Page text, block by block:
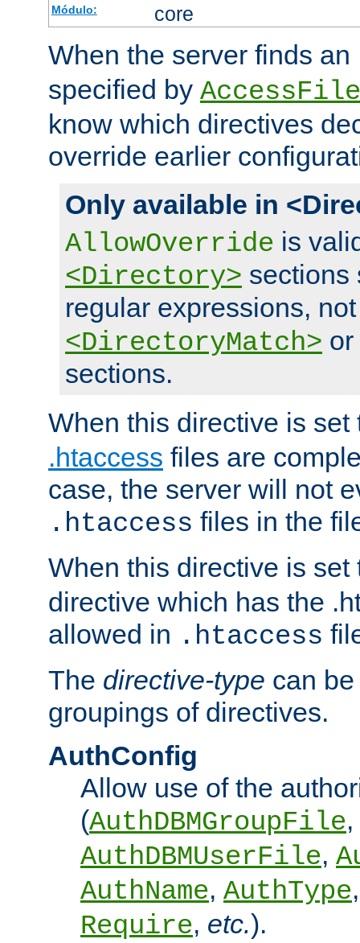
Módulo: core
When the server finds an
specified by
know which directives
override earlier
Only available in
AllowOverride is
<Directory> sections
regular expressions,
<DirectoryMatch> or
sections.
When this directive is
.htaccess files are
case, the server will not
.htaccess files in the
When this directive is
directive which has the
allowed in .htaccess
The directive-type can
groupings of directives.
AuthConfig
Allow use of the
(AuthDBMGroupFile,
AuthDBMUserFile,
AuthName, AuthType
Require, etc.).